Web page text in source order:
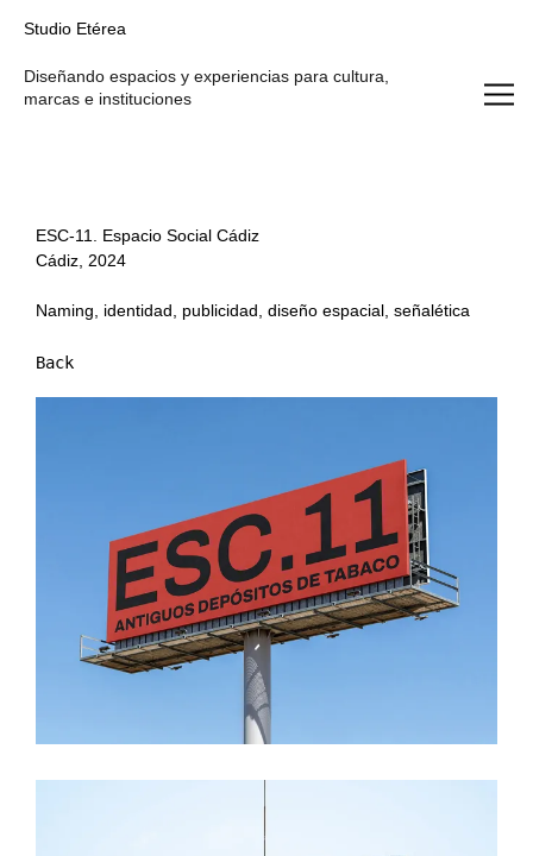
Studio Etérea
Diseñando espacios y experiencias para cultura,
marcas e instituciones
ESC-11. Espacio Social Cádiz
Cádiz, 2024
Naming, identidad, publicidad, diseño espacial, señalética
Back